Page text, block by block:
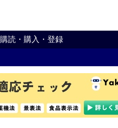
購読・購入・登録